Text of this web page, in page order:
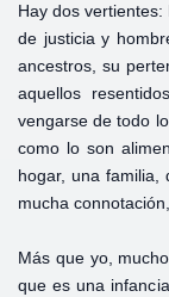
Hay dos
de justicia y
ancestros, su
aquellos
vengarse de todo
como lo son
hogar, una familia,
mucha
Más que yo,
que es una